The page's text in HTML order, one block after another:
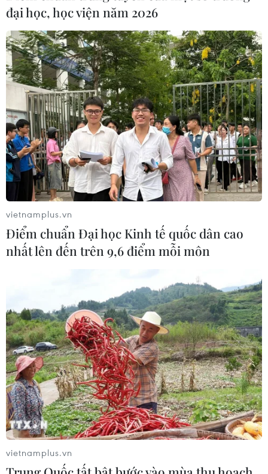
25/11/2023 04:54
Thứ trưởng Bộ Giáo dục và Đào tạo nhấn mạnh phát
triển bền vững không chỉ là bảo vệ môi trường sinh thái
mà còn phải đảm bảo những nhu cầu cơ bản của con
người, vì sự hạnh phúc của loài người.
đại học, học viện năm 2026
vietnamplus.vn
Điểm chuẩn Đại học Kinh tế quốc dân cao
nhất lên đến trên 9,6 điểm mỗi môn
vietnamplus.vn